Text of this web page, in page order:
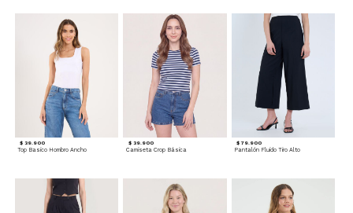
$ 39.900
Top Basico Hombro Ancho
$ 39.900
Camiseta Crop Básica
$ 79.900
Pantalón Fluido Tiro Alto